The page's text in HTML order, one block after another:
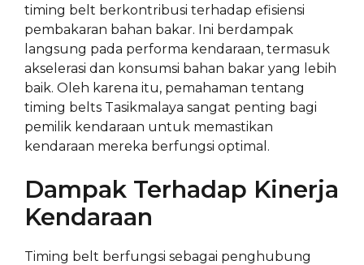
timing belt berkontribusi terhadap efisiensi
pembakaran bahan bakar. Ini berdampak
langsung pada performa kendaraan, termasuk
akselerasi dan konsumsi bahan bakar yang lebih
baik. Oleh karena itu, pemahaman tentang
timing belts Tasikmalaya sangat penting bagi
pemilik kendaraan untuk memastikan
kendaraan mereka berfungsi optimal.
Dampak Terhadap Kinerja
Kendaraan
Timing belt berfungsi sebagai penghubung